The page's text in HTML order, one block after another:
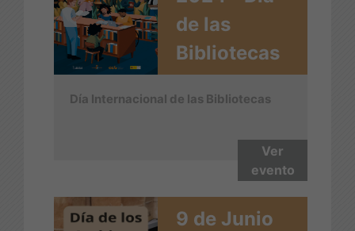
de las
Bibliotecas
Día Internacional de las Bibliotecas
Ver
evento
9 de Junio